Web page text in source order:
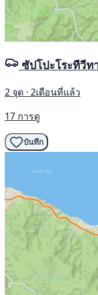
ซัปโปะโระทีวีท
2 จุด · 2เดือนที่แล้ว
17 การดู
บันทึก